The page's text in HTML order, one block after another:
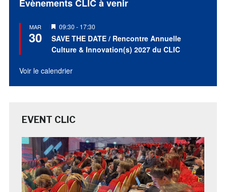
Évènements CLIC à venir
MAR
30
Mis
en
avant
09:30 - 17:30
SAVE THE DATE / Rencontre Annuelle
Culture & Innovation(s) 2027 du CLIC
Voir le calendrier
EVENT CLIC